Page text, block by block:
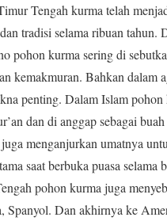
Tengah kurma telah
tradisi selama ribuan tahun.
pohon kurma sering di
kemakmuran. Bahkan dalam
penting. Dalam Islam pohon
dan di anggap sebagai
menganjurkan umatnya
saat berbuka puasa selama
pohon kurma juga
Spanyol. Dan akhirnya ke